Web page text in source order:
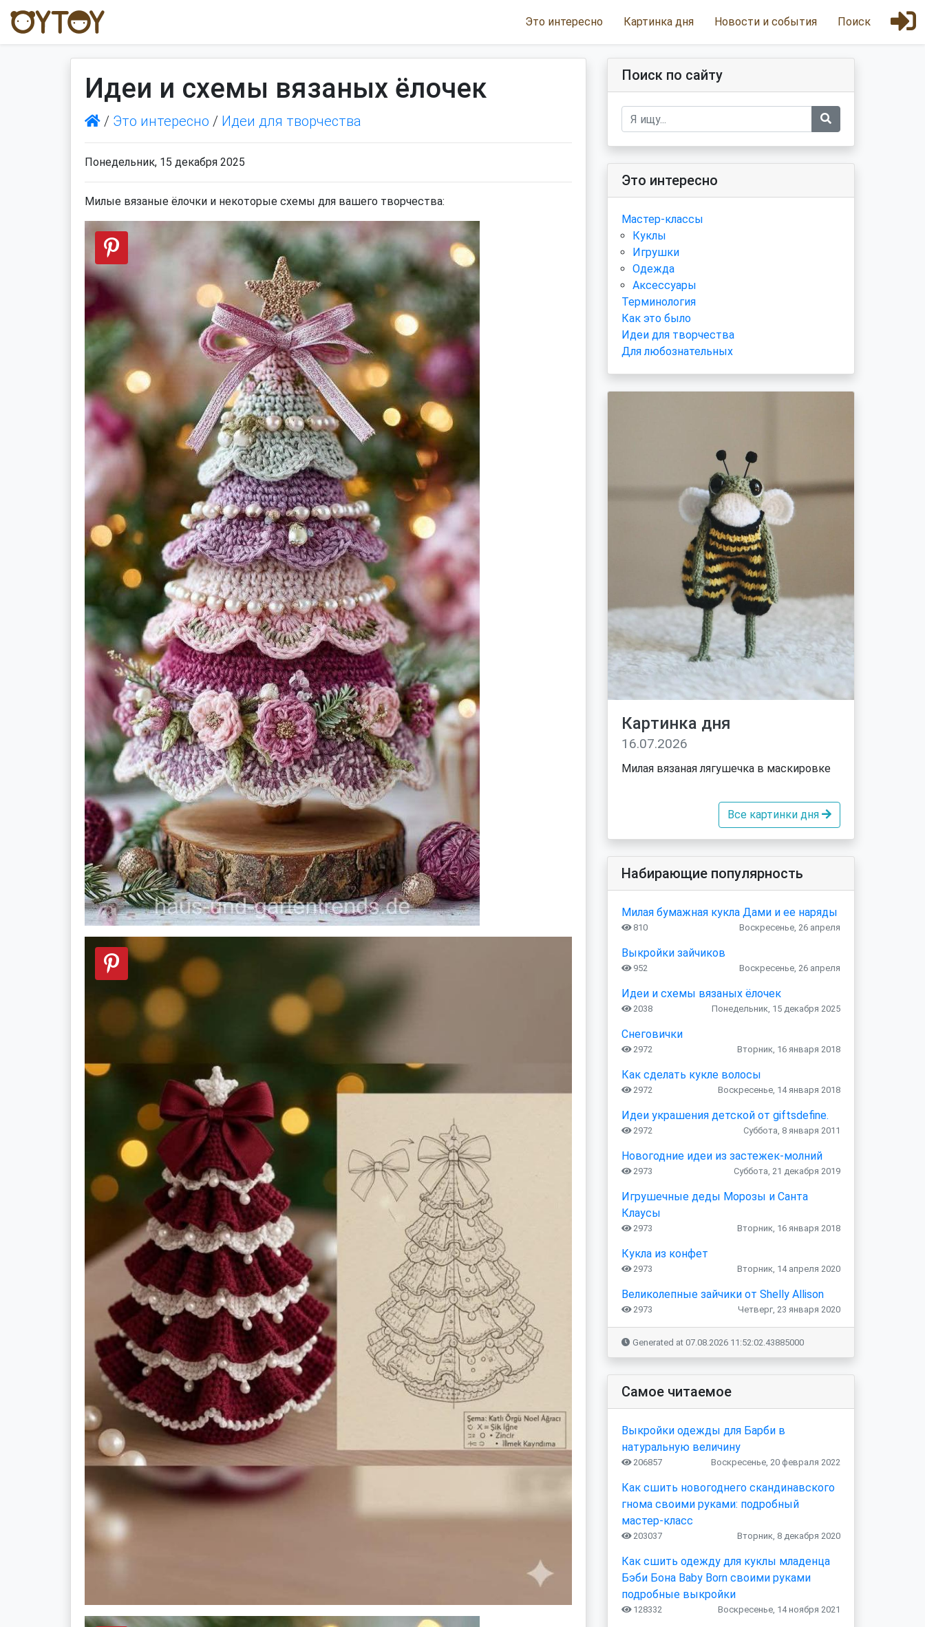
Это интересно Картинка дня Новости и события Поиск
Идеи и схемы вязаных ёлочек
/ Это интересно / Идеи для творчества
Понедельник, 15 декабря 2025
Милые вязаные ёлочки и некоторые схемы для вашего творчества:
Поиск по сайту
Это интересно
Мастер-классы
Куклы
Игрушки
Одежда
Аксессуары
Терминология
Как это было
Идеи для творчества
Для любознательных
Картинка дня
16.07.2026
Милая вязаная лягушечка в маскировке
Все картинки дня
Набирающие популярность
Милая бумажная кукла Дами и ее наряды
810 Воскресенье, 26 апреля
Выкройки зайчиков
952 Воскресенье, 26 апреля
Идеи и схемы вязаных ёлочек
2038 Понедельник, 15 декабря 2025
Снеговички
2972 Вторник, 16 января 2018
Как сделать кукле волосы
2972 Воскресенье, 14 января 2018
Идеи украшения детской от giftsdefine.
2972 Суббота, 8 января 2011
Новогодние идеи из застежек-молний
2973 Суббота, 21 декабря 2019
Игрушечные деды Морозы и Санта
Клаусы
2973 Вторник, 16 января 2018
Кукла из конфет
2973 Вторник, 14 апреля 2020
Великолепные зайчики от Shelly Allison
2973 Четверг, 23 января 2020
Generated at 07.08.2026 11:52:02.43885000
Самое читаемое
Выкройки одежды для Барби в
натуральную величину
206857 Воскресенье, 20 февраля 2022
Как сшить новогоднего скандинавского
гнома своими руками: подробный
мастер-класс
203037 Вторник, 8 декабря 2020
Как сшить одежду для куклы младенца
Бэби Бона Baby Born своими руками
подробные выкройки
128332 Воскресенье, 14 ноября 2021